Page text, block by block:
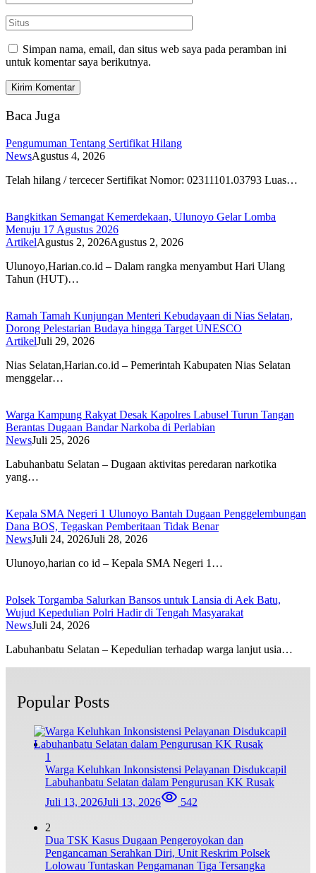
Simpan nama, email, dan situs web saya pada peramban ini
untuk komentar saya berikutnya.
Baca Juga
Pengumuman Tentang Sertifikat Hilang
NewsAgustus 4, 2026
Telah hilang / tercecer Sertifikat Nomor: 02311101.03793 Luas…
Bangkitkan Semangat Kemerdekaan, Ulunoyo Gelar Lomba
Menuju 17 Agustus 2026
ArtikelAgustus 2, 2026Agustus 2, 2026
Ulunoyo,Harian.co.id – Dalam rangka menyambut Hari Ulang
Tahun (HUT)…
Ramah Tamah Kunjungan Menteri Kebudayaan di Nias Selatan,
Dorong Pelestarian Budaya hingga Target UNESCO
ArtikelJuli 29, 2026
Nias Selatan,Harian.co.id – Pemerintah Kabupaten Nias Selatan
menggelar…
Warga Kampung Rakyat Desak Kapolres Labusel Turun Tangan
Berantas Dugaan Bandar Narkoba di Perlabian
NewsJuli 25, 2026
Labuhanbatu Selatan – Dugaan aktivitas peredaran narkotika
yang…
Kepala SMA Negeri 1 Ulunoyo Bantah Dugaan Penggelembungan
Dana BOS, Tegaskan Pemberitaan Tidak Benar
NewsJuli 24, 2026Juli 28, 2026
Ulunoyo,harian co id – Kepala SMA Negeri 1…
Polsek Torgamba Salurkan Bansos untuk Lansia di Aek Batu,
Wujud Kepedulian Polri Hadir di Tengah Masyarakat
NewsJuli 24, 2026
Labuhanbatu Selatan – Kepedulian terhadap warga lanjut usia…
Popular Posts
1
Warga Keluhkan Inkonsistensi Pelayanan Disdukcapil
Labuhanbatu Selatan dalam Pengurusan KK Rusak
Juli 13, 2026Juli 13, 2026 542
2
Dua TSK Kasus Dugaan Pengeroyokan dan
Pengancaman Serahkan Diri, Unit Reskrim Polsek
Lolowau Tuntaskan Pengamanan Tiga Tersangka